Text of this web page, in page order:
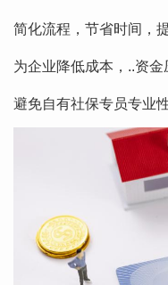
简化流程，节省时间，
为企业降低成本，..资
避免自有社保专员专业